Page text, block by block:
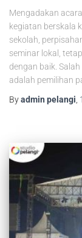
Mengadakan
kegiatan berskala
sekolah,
seminar lokal,
dengan baik.
adalah pemilihan
Byadmin pelangi